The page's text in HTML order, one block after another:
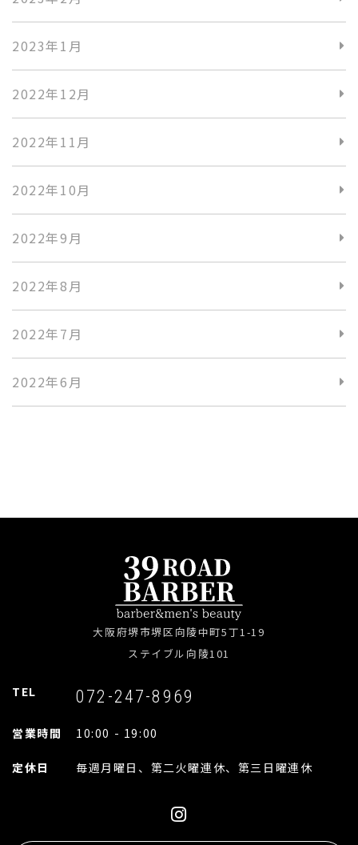
2023年1月
2022年12月
2022年11月
2022年10月
2022年9月
2022年8月
2022年7月
2022年6月
大阪府堺市堺区向陵中町5丁1-19
ステイブル向陵101
TEL 072-247-8969
営業時間 10:00 - 19:00
定休日 毎週月曜日、第二火曜連休、第三日曜連休